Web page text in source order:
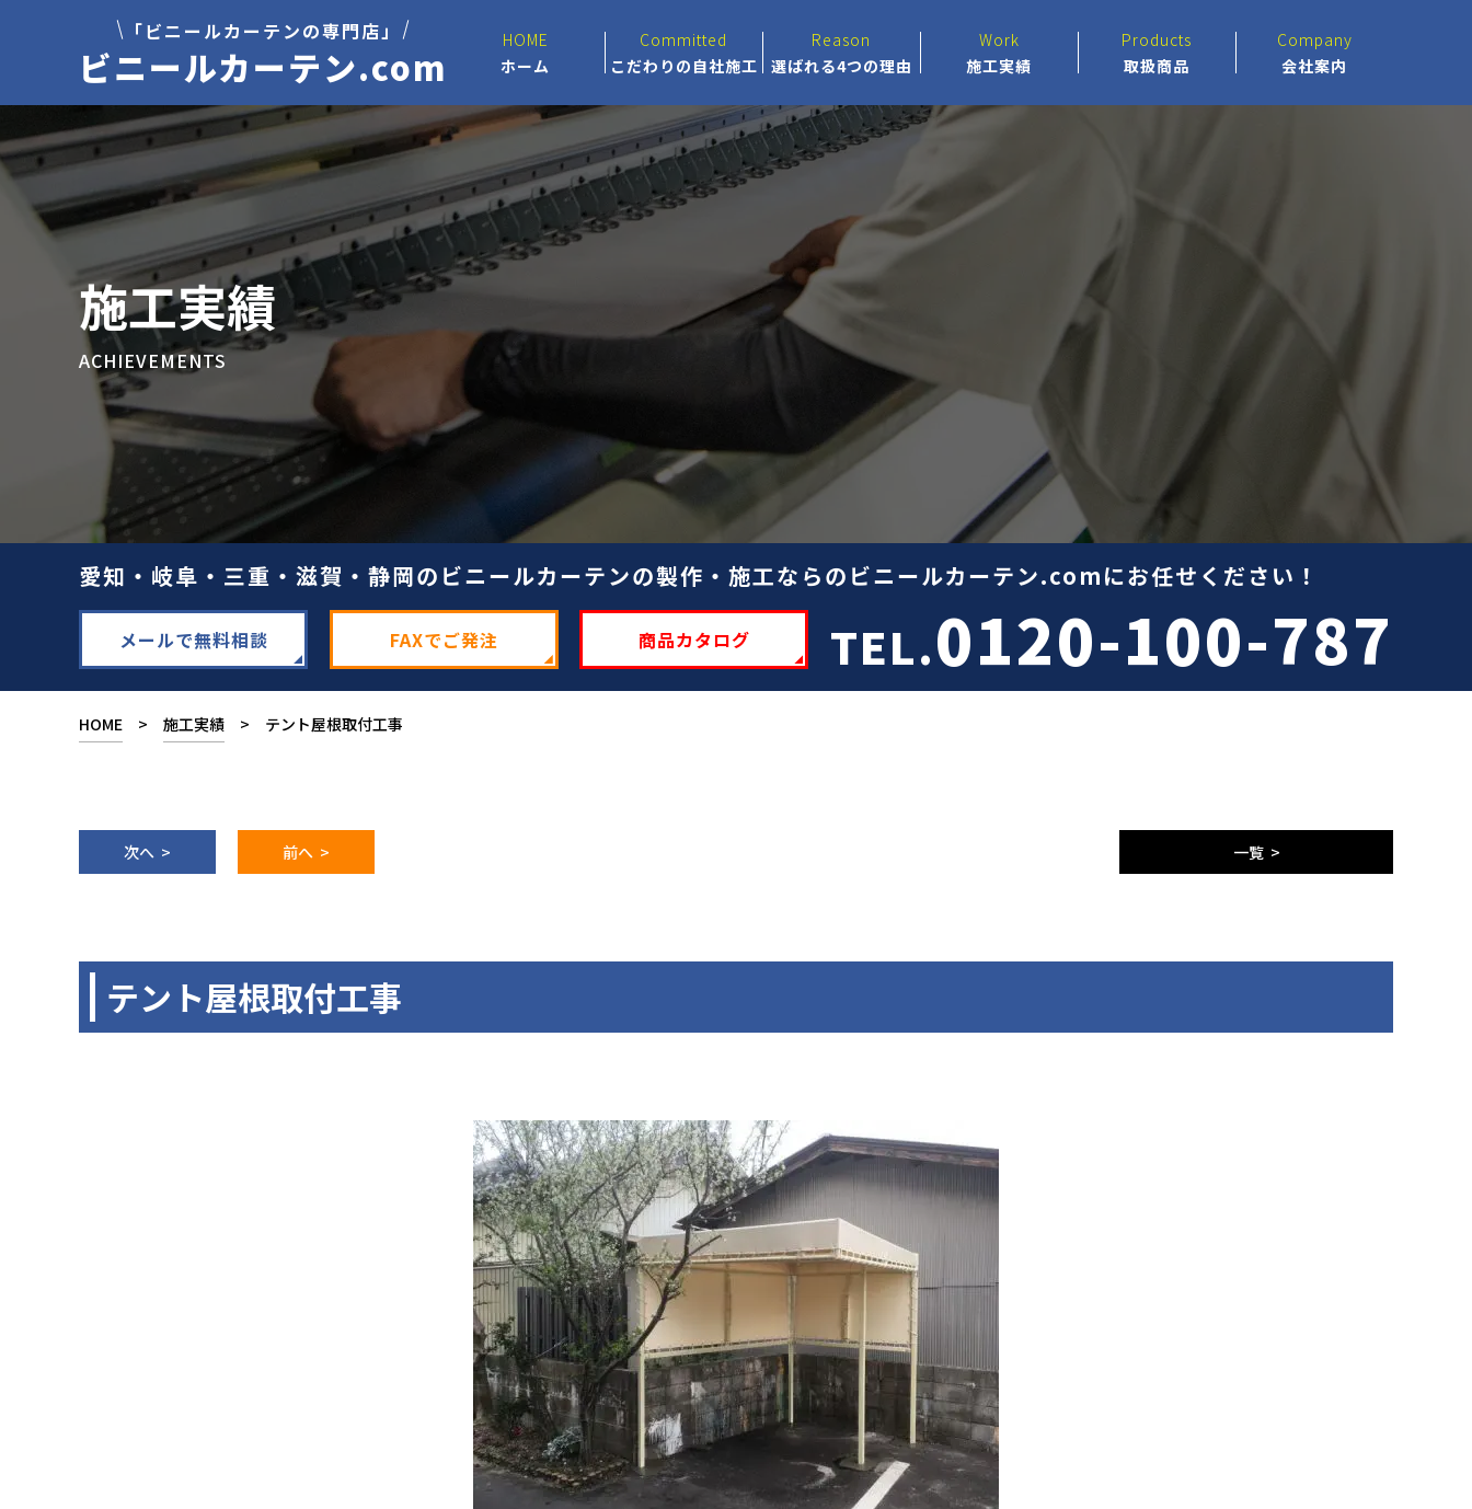
「ビニールカーテンの専門店」
ビニールカーテン.com
HOME
ホーム
Committed
こだわりの自社施工
Reason
選ばれる4つの理由
Work
施工実績
Products
取扱商品
Company
会社案内
施工実績
ACHIEVEMENTS
愛知・岐阜・三重・滋賀・静岡のビニールカーテンの製作・施工ならのビニールカーテン.comにお任せください！
メールで無料相談 FAXでご発注 商品カタログ TEL.0120-100-787
HOME > 施工実績 > テント屋根取付工事
次へ > 前へ > 一覧 >
テント屋根取付工事